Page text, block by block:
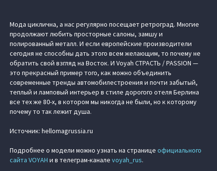
Мода циклична, а нас регулярно посещает ретроград. Многие
продолжают любить просторные салоны, замшу и
полированный металл. И если европейские производители
сегодня не способны дать этого всем желающим, то почему не
обратить свой взгляд на Восток. И Voyah СТРАСТЬ / PASSION —
это прекрасный пример того, как можно объединить
современные тренды автомобилестроения и почти забытый,
теплый и ламповый интерьер в стиле дорогого отеля Берлина
все тех же 80-х, в котором мы никогда не были, но к которому
почему то так лежит душа.
Источник: hellomagrussia.ru
Подробнее о модели можно узнать на странице официального
сайта VOYAH и в телеграм-канале voyah_rus.